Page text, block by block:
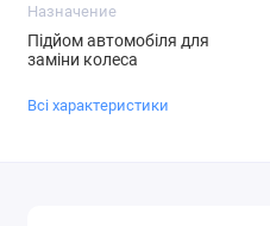
Назначение
Підйом автомобіля для
заміни колеса
Всі характеристики